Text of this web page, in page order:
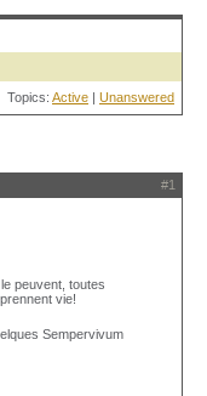
Topics: Active | Unanswered
#1
peuvent, toutes
vie!
Sempervivum